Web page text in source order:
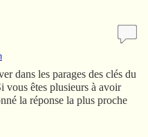
dans les parages des clés du
vous êtes plusieurs à avoir
la réponse la plus proche